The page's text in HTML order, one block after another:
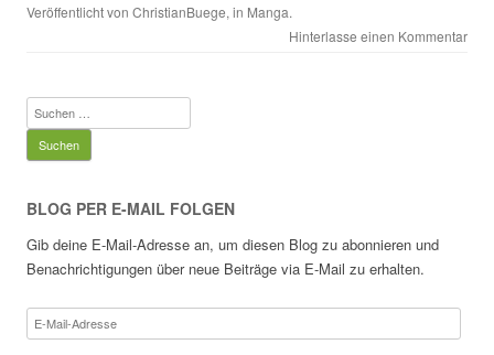
Veröffentlicht von ChristianBuege, in Manga.
Hinterlasse einen Kommentar
Suchen
nach:
BLOG PER E-MAIL FOLGEN
Gib deine E-Mail-Adresse an, um diesen Blog zu abonnieren und
Benachrichtigungen über neue Beiträge via E-Mail zu erhalten.
E-
Mail-